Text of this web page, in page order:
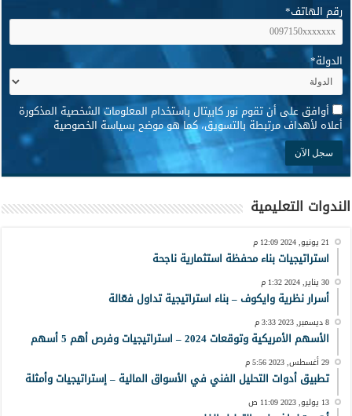
رقم الهاتف*
الدولة*
* أوافق على أن تقوم نور كابيتال باستخدام المعلومات الشخصية المذكورة
أعلاه لأهداف مرتبطة بالتسويق، كما هو موضح بسياسة الخصوصية
الندوات التعليمية
21 يونيو, 2024 12:09 م
استراتيجيات بناء محفظة استثمارية ناجحة
30 يناير, 2024 1:32 م
أسرار نظرية وايكوف – بناء استراتيجية تداول فعّالة
8 ديسمبر, 2023 3:33 م
الأسهم الأمريكية وتوقعات 2024 – استراتيجيات وفرص أهم 5 أسهم
29 أغسطس, 2023 5:56 م
تطبيق أدوات التحليل الفني في الأسواق المالية – إستراتيجيات وأمثلة
13 يوليو, 2023 11:09 ص